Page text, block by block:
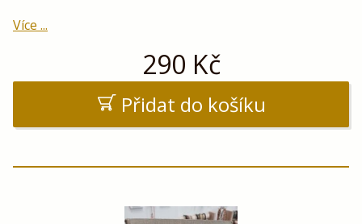
Více ...
290 Kč
Přidat do košíku